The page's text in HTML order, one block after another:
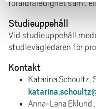
föräldraledighet samt
Studieuppehåll
Vid studieuppehåll
studievägledaren för
Kontakt
Katarina Schoultz,
Anna-Lena Eklund ,